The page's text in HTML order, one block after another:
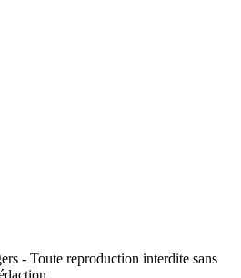
- Toute reproduction interdite sans